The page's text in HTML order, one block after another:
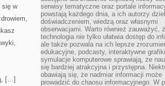
się w
[…]
serwisy tematyczne oraz portale
powstają każdego dnia, a ich autorzy
doświadczeniem, wiedzą oraz własnymi
obserwacjami. Warto również zauważyć,
technologia nie tylko ułatwia dostęp do
ale także pozwala na ich lepsze
edukacyjne, podcasty, interaktywne
symulacje komputerowe sprawiają, że
się bardziej atrakcyjna i przystępna.
obawiają się, że nadmiar informacji może
prowadzić do chaosu informacyjnego. W